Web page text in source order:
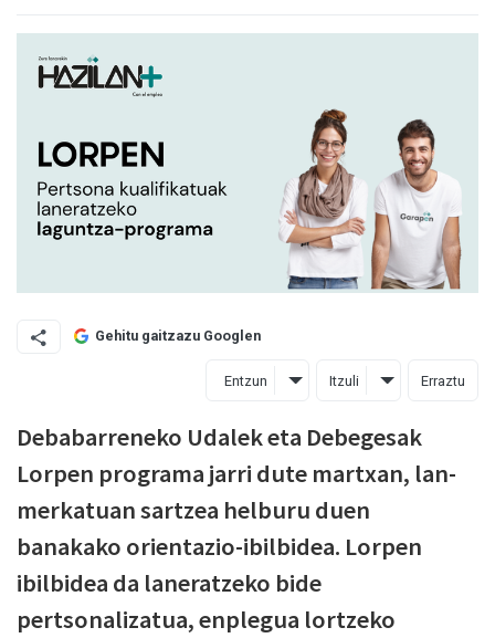
Gehitu gaitzazu Googlen
Entzun Itzuli Erraztu
Debabarreneko Udalek eta Debegesak
Lorpen programa jarri dute martxan, lan-
merkatuan sartzea helburu duen
banakako orientazio-ibilbidea. Lorpen
ibilbidea da laneratzeko bide
pertsonalizatua, enplegua lortzeko